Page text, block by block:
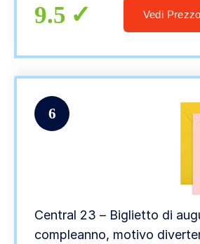
9.5 Vedi
6
Central 23 – Biglietto di
compleanno, motivo